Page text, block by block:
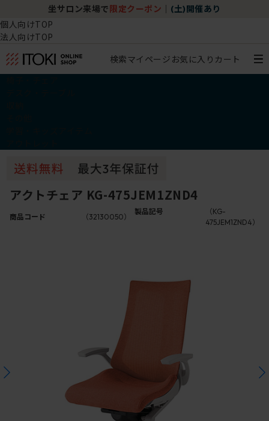
坐サロン来場で 限定クーポン (土)開催あり
個人向けTOP
法人向けTOP
検索マイページ お気に入り カート
アクトチェア KG-475JEM1ZND4
商品コード （32130050）
製品記号
（KG-
475JEM1ZND4）